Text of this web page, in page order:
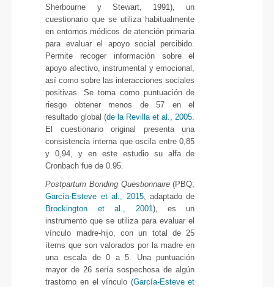
Sherbourne y Stewart, 1991), un
cuestionario que se utiliza habitualmente
en entornos médicos de atención primaria
para evaluar el apoyo social percibido.
Permite recoger información sobre el
apoyo afectivo, instrumental y emocional,
así como sobre las interacciones sociales
positivas. Se toma como puntuación de
riesgo obtener menos de 57 en el
resultado global (de la Revilla et al., 2005
El cuestionario original presenta una
consistencia interna que oscila entre 0,85
y 0,94, y en este estudio su alfa de
Cronbach fue de 0.95.
Postpartum Bonding Questionnaire(PBQ;
García-Esteve et al., 2015, adaptado de
Brockington et al., 2001), es un
instrumento que se utiliza para evaluar el
vínculo madre-hijo, con un total de 25
ítems que son valorados por la madre en
una escala de 0 a 5. Una puntuación
mayor de 26 sería sospechosa de algún
trastorno en el vínculo (García-Esteve et